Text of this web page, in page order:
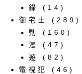
錄
(14)
御宅士
(289)
動
(160)
漫
(47)
遊
(82)
電視犯
(46)